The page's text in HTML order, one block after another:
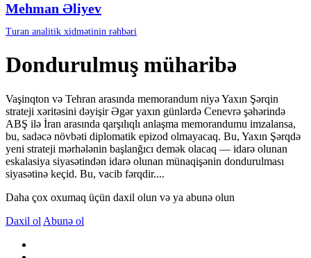
Mehman Əliyev
Turan analitik xidmətinin rəhbəri
Dondurulmuş müharibə
Vaşinqton və Tehran arasında memorandum niyə Yaxın Şərqin
strateji xəritəsini dəyişir Əgər yaxın günlərdə Cenevrə şəhərində
ABŞ ilə İran arasında qarşılıqlı anlaşma memorandumu imzalansa,
bu, sadəcə növbəti diplomatik epizod olmayacaq. Bu, Yaxın Şərqdə
yeni strateji mərhələnin başlanğıcı demək olacaq — idarə olunan
eskalasiya siyasətindən idarə olunan münaqişənin dondurulması
siyasətinə keçid. Bu, vacib fərqdir....
Daha çox oxumaq üçün daxil olun və ya abunə olun
Daxil ol Abunə ol